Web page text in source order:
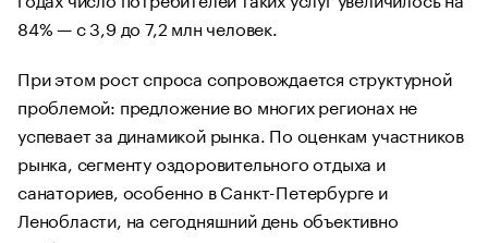
84% — с 3,9 до 7,2 млн человек.
При этом рост спроса сопровождается структурной
проблемой: предложение во многих регионах не
успевает за динамикой рынка. По оценкам участников
рынка, сегменту оздоровительного отдыха и
санаториев, особенно в Санкт-Петербурге и
Ленобласти, на сегодняшний день объективно